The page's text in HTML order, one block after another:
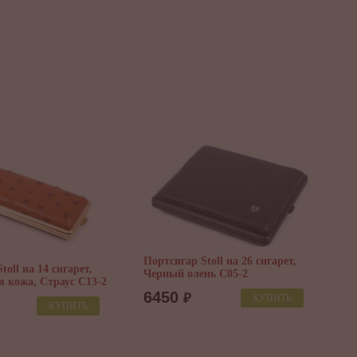
на 14 сигарет,
кожа, Страус C13-2
КУПИТЬ
Портсигар Stoll на 26 сигарет,
Черный олень C05-2
6450 ₽ КУПИТЬ